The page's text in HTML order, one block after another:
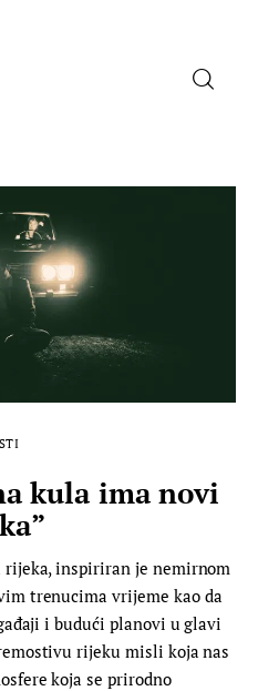
kula ima novi
inspiriran je nemirnom
trenucima vrijeme kao da
i budući planovi u glavi
rijeku misli koja nas
koja se prirodno